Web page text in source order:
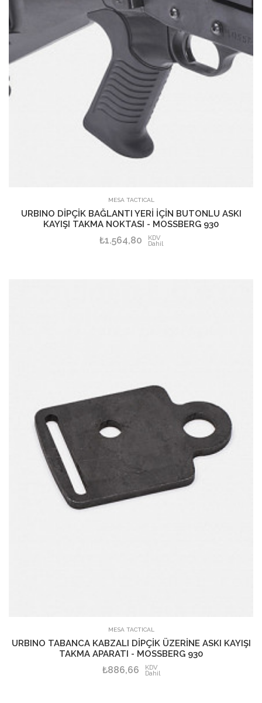
SEPETE EKLE
MESA TACTICAL
URBINO DİPÇİK BAĞLANTI YERİ İÇİN BUTONLU ASKI
KAYIŞI TAKMA NOKTASI - MOSSBERG 930
₺1.564,80 KDV
Dahil
SEPETE EKLE
MESA TACTICAL
URBINO TABANCA KABZALI DİPÇİK ÜZERİNE ASKI KAYIŞI
TAKMA APARATI - MOSSBERG 930
₺886,66 KDV
Dahil